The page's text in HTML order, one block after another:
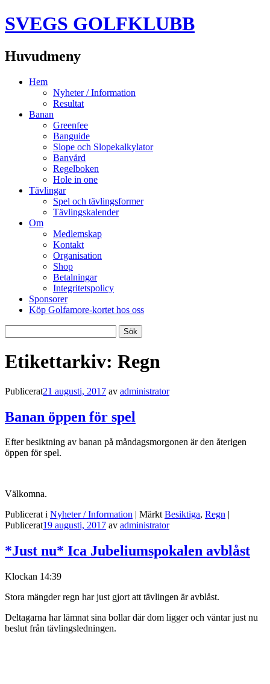
SVEGS GOLFKLUBB
Huvudmeny
HoppaHem
Nyheter / Information
Resultat
Banan
Greenfee
Banguide
Slope och Slopekalkylator
Banvård
Regelboken
Hole in one
Tävlingar
Spel och tävlingsformer
Tävlingskalender
Om
Medlemskap
Kontakt
Organisation
Shop
Betalningar
Integritetspolicy
Sponsorer
Köp Golfamore-kortet hos oss
efter:
Etikettarkiv: Regn
Publicerat21 augusti, 2017 av administrator
Banan öppen för spel
Efter besiktning av banan på måndagsmorgonen är den återigen
öppen för spel.
Välkomna.
Publicerat i Nyheter / Information MärktBesiktiga, Regn
Publicerat19 augusti, 2017 av administrator
*Just nu* Ica Jubeliumspokalen avblåst
Klockan 14:39
Stora mängder regn har just gjort att tävlingen är avblåst.
Deltagarna har lämnat sina bollar där dom ligger och väntar just nu
beslut från tävlingsledningen.